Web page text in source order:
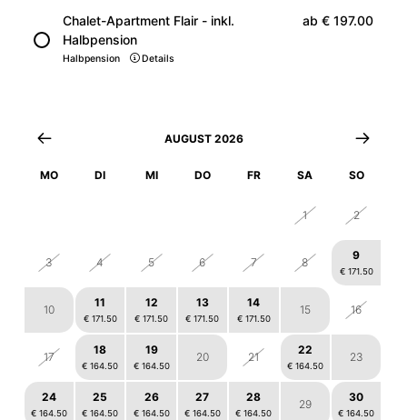
Chalet-Apartment Flair - inkl.
Halbpension
Halbpension Details
ab € 197.00
AUGUST 2026
MO DI MI DO FR SA SO
1 2
3 4 5 6 7 8
9
€ 171.50
10
11
€ 171.50
12
€ 171.50
13
€ 171.50
14
€ 171.50
15 16
17
18
€ 164.50
19
€ 164.50
20 21
22
€ 164.50
23
24
€ 164.50
25
€ 164.50
26
€ 164.50
27
€ 164.50
28
€ 164.50
29
30
€ 164.50